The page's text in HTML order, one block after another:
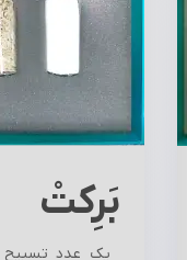
بَرِکتْ
یک عدد